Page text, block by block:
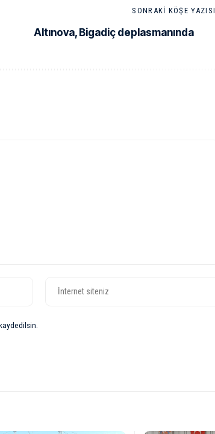
SONRAKI KÖŞE YAZISI
Altınova, Bigadiç deplasmanında